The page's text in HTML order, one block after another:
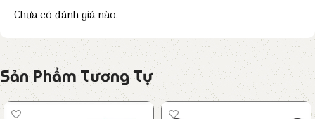
Chưa có đánh giá nào.
Sản Phẩm Tương Tự